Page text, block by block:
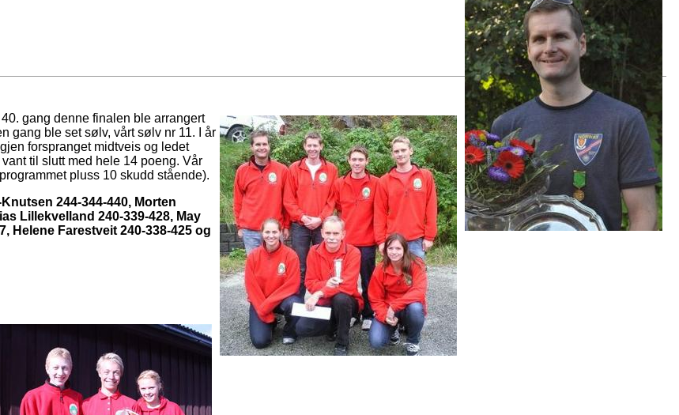
gang denne finalen ble arrangert
gang ble set sølv, vårt sølv nr 11. I år
forspranget midtveis og ledet
til slutt med hele 14 poeng. Vår
pluss 10 skudd stående).
244-344-440, Morten
Lillekvelland 240-339-428, May
Helene Farestveit 240-338-425 og